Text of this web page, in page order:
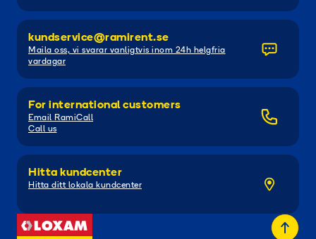
kundservice@ramirent.se
Maila oss, vi svarar vanligtvis inom 24h helgfria
vardagar
For international customers
Email RamiCall
Call us
Hitta kundcenter
Hitta ditt lokala kundcenter